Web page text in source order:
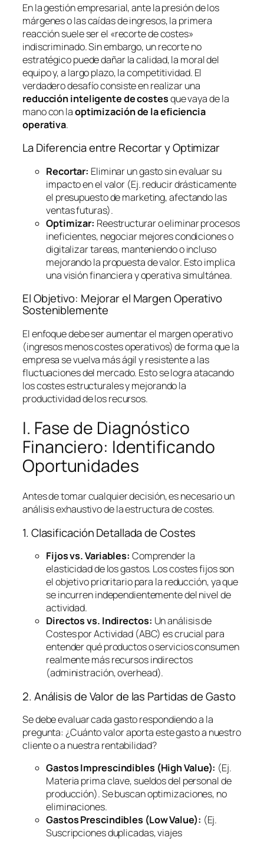
En la gestión empresarial, ante la presión de los
márgenes o las caídas de ingresos, la primera
reacción suele ser el «recorte de costes»
indiscriminado. Sin embargo, un recorte no
estratégico puede dañar la calidad, la moral del
equipo y, a largo plazo, la competitividad. El
verdadero desafío consiste en realizar una
reducción inteligente de costesque vaya de la
mano con laoptimización de la eficiencia
operativa.
La Diferencia entre Recortar y Optimizar
Recortar: Eliminar un gasto sin evaluar su
impacto en el valor (Ej. reducir drásticamente
el presupuesto de marketing, afectando las
ventas futuras).
Optimizar: Reestructurar o eliminar procesos
ineficientes, negociar mejores condiciones o
digitalizar tareas, manteniendo o incluso
mejorando la propuesta de valor. Esto implica
una visión financiera y operativa simultánea.
El Objetivo: Mejorar el Margen Operativo
Sosteniblemente
El enfoque debe ser aumentar el margen operativo
(ingresos menos costes operativos) de forma que la
empresa se vuelva más ágil y resistente a las
fluctuaciones del mercado. Esto se logra atacando
los costes estructurales y mejorando la
productividad de los recursos.
I. Fase de Diagnóstico
Financiero: Identificando
Oportunidades
Antes de tomar cualquier decisión, es necesario un
análisis exhaustivo de la estructura de costes.
1. Clasificación Detallada de Costes
Fijos vs. Variables: Comprender la
elasticidad de los gastos. Los costes fijos son
el objetivo prioritario para la reducción, ya que
se incurren independientemente del nivel de
actividad.
Directos vs. Indirectos: Un análisis de
Costes por Actividad (ABC) es crucial para
entender qué productos o servicios consumen
realmente más recursos indirectos
(administración,overhead).
2. Análisis de Valor de las Partidas de Gasto
Se debe evaluar cada gasto respondiendo a la
pregunta: ¿Cuánto valor aporta este gasto a nuestro
cliente o a nuestra rentabilidad?
Gastos Imprescindibles (High Value): (Ej.
Materia prima clave, sueldos del personal de
producción). Se buscan optimizaciones, no
eliminaciones.
Gastos Prescindibles (Low Value): (Ej.
Suscripciones duplicadas, viajes